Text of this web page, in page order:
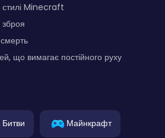
стилі Minecraft
зброя
що вимагає постійного руху
Битви Майнкрафт